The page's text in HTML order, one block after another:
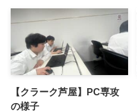
【クラーク芦屋】PC専攻
の様子